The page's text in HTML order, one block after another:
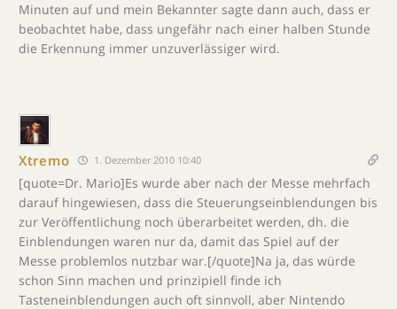
Minuten auf und mein Bekannter sagte dann auch, dass er
beobachtet habe, dass ungefähr nach einer halben Stunde
die Erkennung immer unzuverlässiger wird.
Xtremo 1. Dezember 2010 10:40
[quote=Dr. Mario]Es wurde aber nach der Messe mehrfach
darauf hingewiesen, dass die Steuerungseinblendungen bis
zur Veröffentlichung noch überarbeitet werden, dh. die
Einblendungen waren nur da, damit das Spiel auf der
Messe problemlos nutzbar war.[/quote]Na ja, das würde
schon Sinn machen und prinzipiell finde ich
Tasteneinblendungen auch oft sinnvoll, aber Nintendo